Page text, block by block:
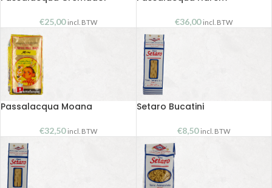
€25,00 incl. BTW €36,00 incl. BTW
Passalacqua Moana
€32,50 incl. BTW
Setaro Bucatini
€8,50 incl. BTW